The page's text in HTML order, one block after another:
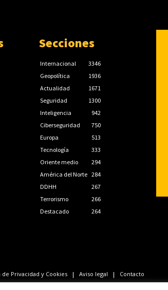
Secciones
Internacional
3346
Geopolítica
1936
Actualidad
1671
Seguridad
1300
Inteligencia
942
Ciberseguridad
750
Europa
513
Tecnología
333
Oriente medio
294
América del Norte 284
DDHH
267
Terrorismo
266
Destacado
264
de Privacidad y Cookies Aviso legal Contacto